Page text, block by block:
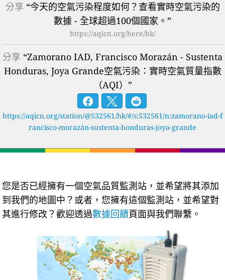
分享 “今天的空氣污染程度如何？查看實時空氣污染的
數據 - 全球超過100個國家。”
https://aqicn.org/here/hk/
分享 “Zamorano IAD, Francisco Morazán - Sustenta
Honduras, Joya Grande空氣污染：實時空氣質量指數
（AQI）”
https://aqicn.org/station/@532561/hk/#/s:532561/n:zamorano-iad-f
rancisco-morazán-sustenta-honduras-joya-grande
您是否已經擁有一個空氣品質監測站，並希望將其添加
到我們的地圖中？或者，您擁有這個監測站，並希望對
其進行修改？歡迎透過數據回饋頁面與我們聯繫。